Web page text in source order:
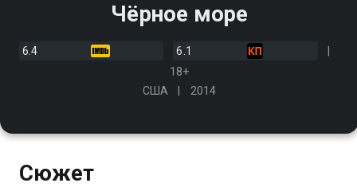
Чёрное море
6.4
6.1
18+
США
2014
Сюжет